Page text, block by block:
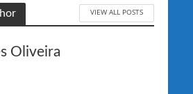
VIEW ALL POSTS
Oliveira